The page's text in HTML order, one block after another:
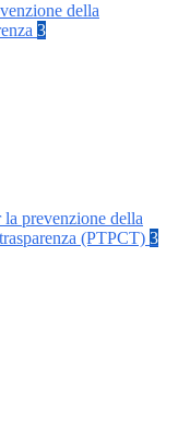
della
3
prevenzione della
(PTPCT) 3